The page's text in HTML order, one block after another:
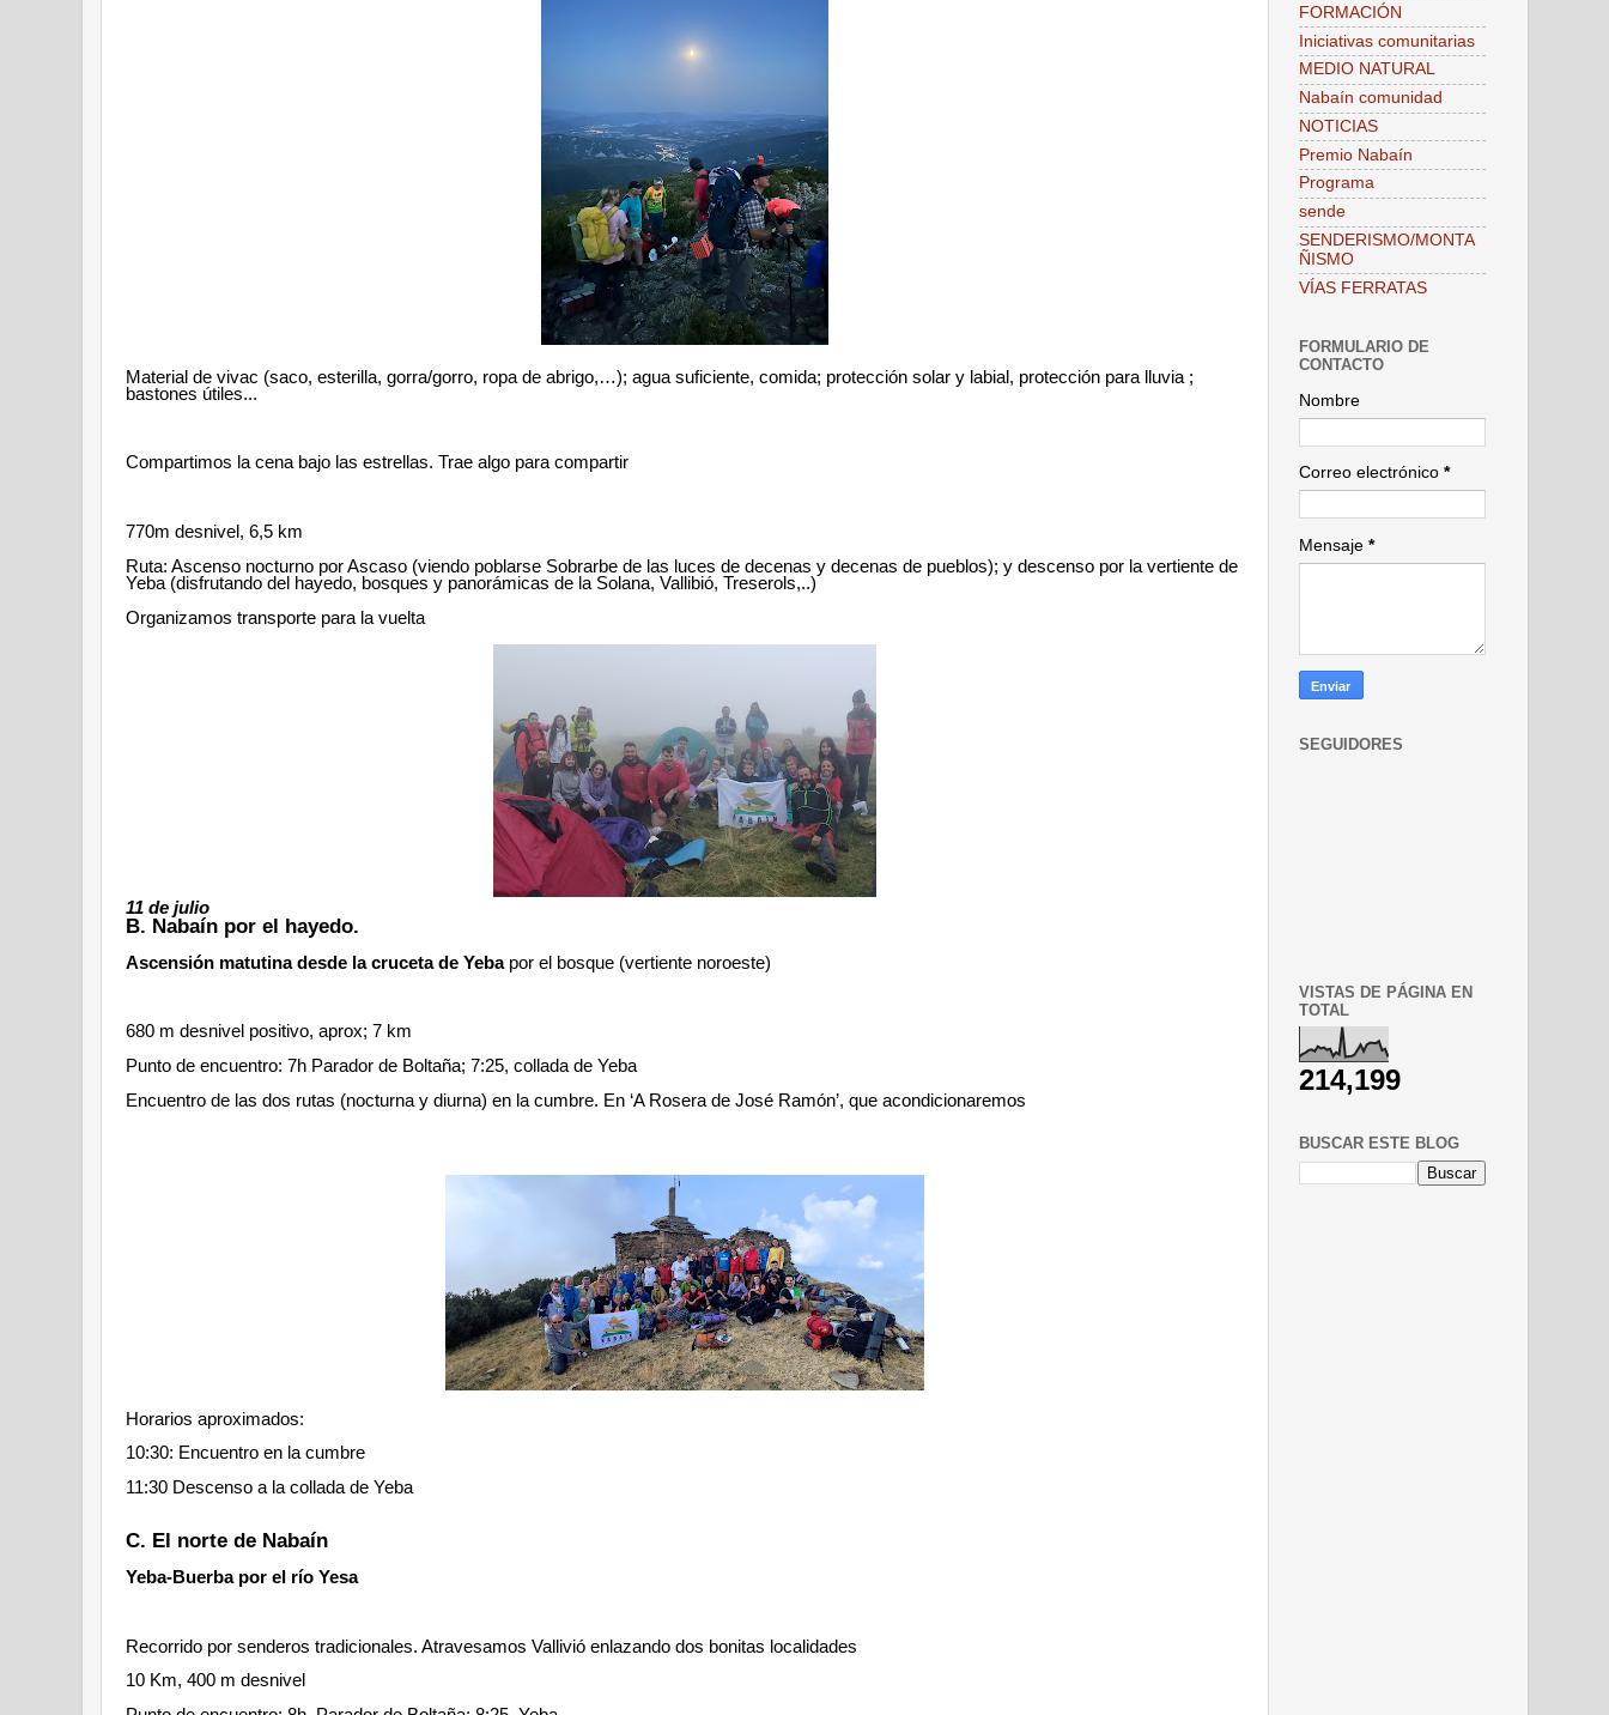
Material de vivac (saco, esterilla, gorra/gorro, ropa de abrigo,…); agua suficiente, comida; protección solar y labial, protección para lluvia ;
bastones útiles...
Compartimos la cena bajo las estrellas. Trae algo para compartir
770m desnivel, 6,5 km
Ruta: Ascenso nocturno por Ascaso (viendo poblarse Sobrarbe de las luces de decenas y decenas de pueblos); y descenso por la vertiente de
Yeba (disfrutando del hayedo, bosques y panorámicas de la Solana, Vallibió, Treserols,..)
Organizamos transporte para la vuelta
11 de julio
B. Nabaín por el hayedo.
Ascensión matutina desde la cruceta de Yebapor el bosque (vertiente noroeste)
680 m desnivel positivo, aprox; 7 km
Punto de encuentro: 7h Parador de Boltaña; 7:25, collada de Yeba
Encuentro de las dos rutas (nocturna y diurna) en la cumbre. En ‘A Rosera de José Ramón’, que acondicionaremos
Horarios aproximados:
10:30: Encuentro en la cumbre
11:30 Descenso a la collada de Yeba
C. El norte de Nabaín
Yeba-Buerba por el río Yesa
Recorrido por senderos tradicionales. Atravesamos Vallivió enlazando dos bonitas localidades
10 Km, 400 m desnivel
FORMACIÓN
Iniciativas comunitarias
MEDIO NATURAL
Nabaín comunidad
NOTICIAS
Premio Nabaín
Programa
sende
SENDERISMO/MONTA
ÑISMO
VÍAS FERRATAS
FORMULARIO DE
CONTACTO
Nombre
Correo electrónico *
Mensaje *
SEGUIDORES
VISTAS DE PÁGINA EN
TOTAL
214,199
BUSCAR ESTE BLOG